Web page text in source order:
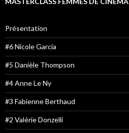
Présentation
#6 Nicole Garcia
#5 Danièle Thompson
#4 Anne Le Ny
#3 Fabienne Berthaud
#2 Valérie Donzelli